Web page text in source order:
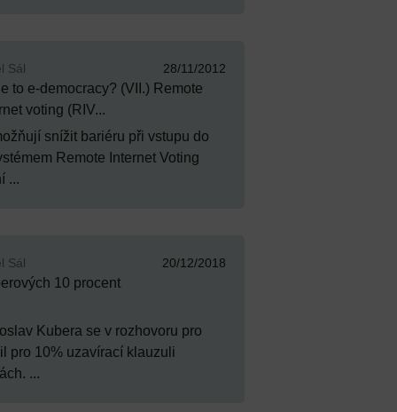
Sál 28/11/2012
to e-democracy? (VII.) Remote
voting (RIV...
snížit bariéru při vstupu do
Remote Internet Voting
...
Sál 20/12/2018
10 procent
Kubera se v rozhovoru pro
pro 10% uzavírací klauzuli
...